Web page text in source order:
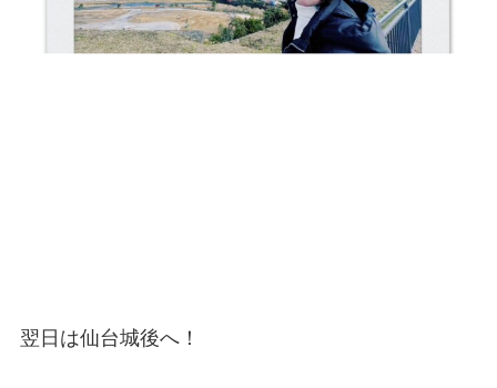
翌日は仙台城後へ！